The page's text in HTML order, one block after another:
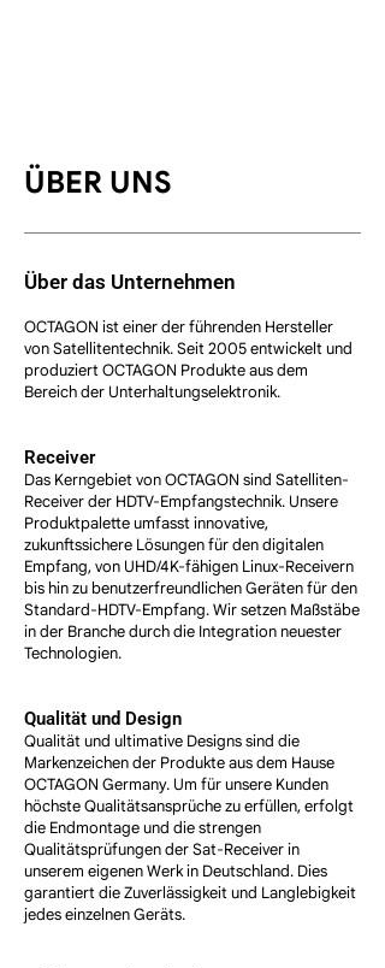
ÜBER UNS
Über das Unternehmen
OCTAGON ist einer der führenden Hersteller
von Satellitentechnik. Seit 2005 entwickelt und
produziert OCTAGON Produkte aus dem
Bereich der Unterhaltungselektronik.
Receiver
Das Kerngebiet von OCTAGON sind Satelliten-
Receiver der HDTV-Empfangstechnik. Unsere
Produktpalette umfasst innovative,
zukunftssichere Lösungen für den digitalen
Empfang, von UHD/4K-fähigen Linux-Receivern
bis hin zu benutzerfreundlichen Geräten für den
Standard-HDTV-Empfang. Wir setzen Maßstäbe
in der Branche durch die Integration neuester
Technologien.
Qualität und Design
Qualität und ultimative Designs sind die
Markenzeichen der Produkte aus dem Hause
OCTAGON Germany. Um für unsere Kunden
höchste Qualitätsansprüche zu erfüllen, erfolgt
die Endmontage und die strengen
Qualitätsprüfungen der Sat-Receiver in
unserem eigenen Werk in Deutschland. Dies
garantiert die Zuverlässigkeit und Langlebigkeit
jedes einzelnen Geräts.